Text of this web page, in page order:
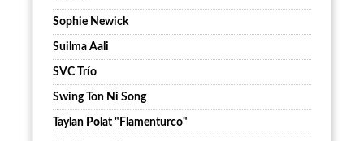
Sophie Newick
Suilma Aali
SVC Trío
Swing Ton Ni Song
Taylan Polat "Flamenturco"